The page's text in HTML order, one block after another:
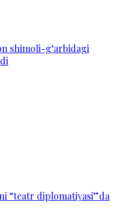
shimoli-g‘arbidagi
“teatr diplomatiyasi”da